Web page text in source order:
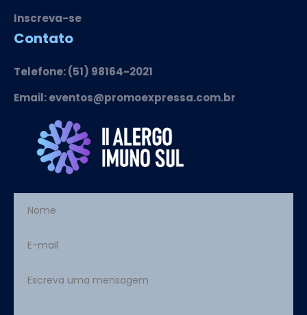
Inscreva-se
Contato
Telefone: (51) 98164-2021
Email: eventos@promoexpressa.com.br